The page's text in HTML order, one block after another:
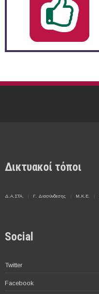
Δικτυακοί τόποι
Δ.Α.ΣΤΑ. Γ. Διασύνδεσης Μ.Κ.Ε.
Social
Twitter
Facebook